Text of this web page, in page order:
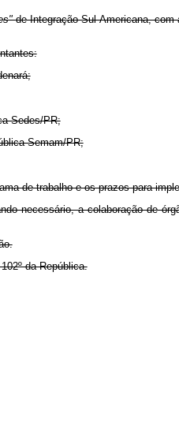
de Integração Sul-Americana,
Sedes/PR;
Semam/PR;
de trabalho e os prazos para
necessário, a colaboração de
da República.